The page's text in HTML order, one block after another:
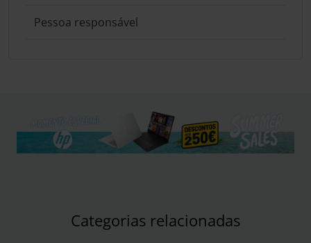
Pessoa responsável
Categorias relacionadas